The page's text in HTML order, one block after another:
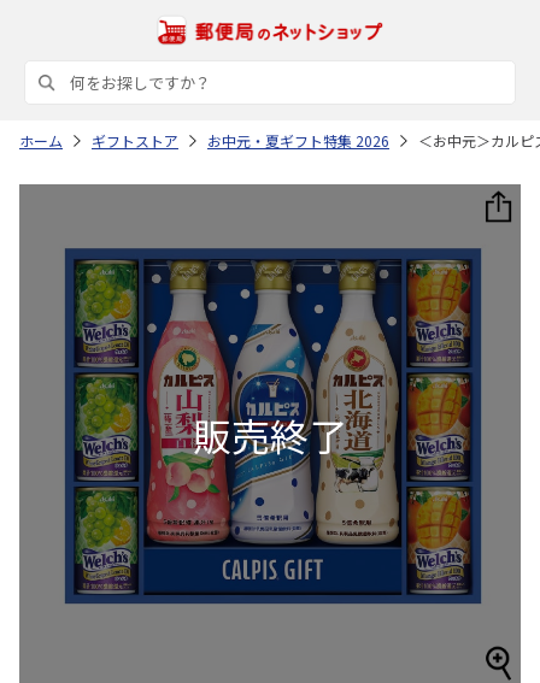
ホーム ギフトストア お中元・夏ギフト特集 2026 ＜お中元＞カル